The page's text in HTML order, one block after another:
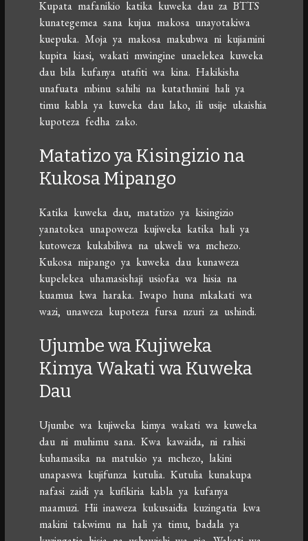
Kupata mafanikio katika kuweka dau za BTTS
kunategemea sana kujua makosa unayotakiwa
kuepuka. Moja ya makosa makubwa ni kujiamini
kupita kiasi, wakati mwingine unaelekea kuweka
dau bila kufanya utafiti wa kina. Hakikisha
unafuata mbinu sahihi na kutathmini hali ya
timu kabla ya kuweka dau lako, ili usije ukaishia
kupoteza fedha zako.
Matatizo ya Kisingizio na
Kukosa Mipango
Katika kuweka dau, matatizo ya kisingizio
yanatokea unapoweza kujiweka katika hali ya
kutoweza kukabiliwa na ukweli wa mchezo.
Kukosa mipango ya kuweka dau kunaweza
kupelekea uhamasishaji usiofaa wa hisia na
kuamua kwa haraka. Iwapo huna mkakati wa
wazi, unaweza kupoteza fursa nzuri za ushindi.
Ujumbe wa Kujiweka
Kimya Wakati wa Kuweka
Dau
Ujumbe wa kujiweka kimya wakati wa kuweka
dau ni muhimu sana. Kwa kawaida, ni rahisi
kuhamasika na matukio ya mchezo, lakini
unapaswa kujifunza kutulia. Kutulia kunakupa
nafasi zaidi ya kufikiria kabla ya kufanya
maamuzi. Hii inaweza kukusaidia kuzingatia kwa
makini takwimu na hali ya timu, badala ya